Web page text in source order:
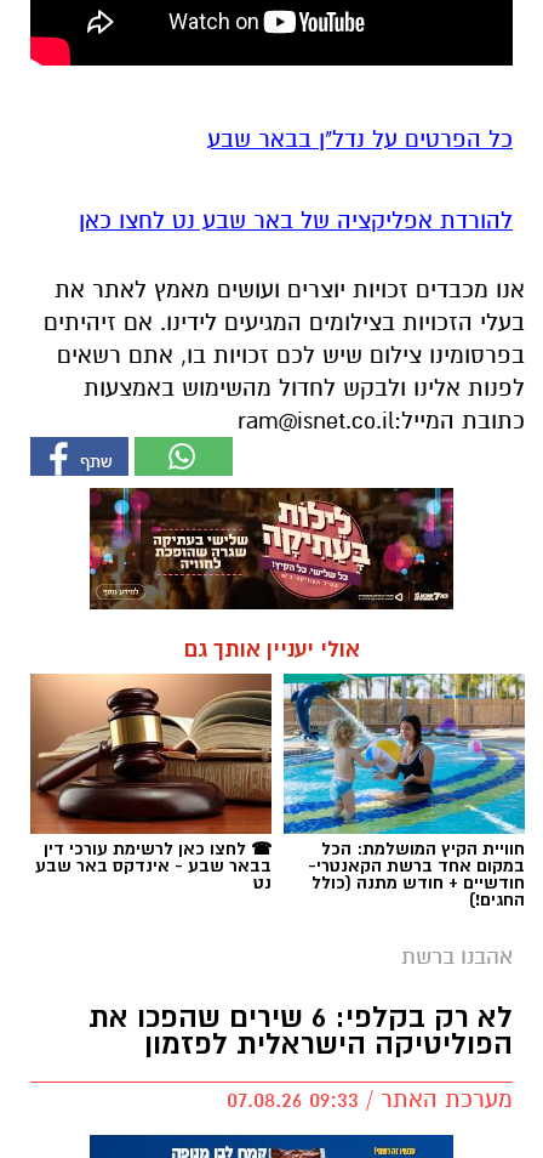
כל הפרטים על נדל"ן בבאר שבע
להורדת אפליקציה של באר שבע נט לחצו כאן
אנו מכבדים זכויות יוצרים ועושים מאמץ לאתר את
בעלי הזכויות בצילומים המגיעים לידינו. אם זיהיתים
בפרסומינו צילום שיש לכם זכויות בו, אתם רשאים
לפנות אלינו ולבקש לחדול מהשימוש באמצעות
כתובת המייל:ram@isnet.co.il
אולי יעניין אותך גם
חוויית הקיץ המושלמת: הכל
במקום אחד ברשת הקאנטרי-
חודשיים + חודש מתנה (כולל
החגים!)
☎ לחצו כאן לרשימת עורכי דין
בבאר שבע - אינדקס באר שבע
נט
אהבנו ברשת
לא רק בקלפי: 6 שירים שהפכו את
הפוליטיקה הישראלית לפזמון
מערכת האתר / 09:33 07.08.26